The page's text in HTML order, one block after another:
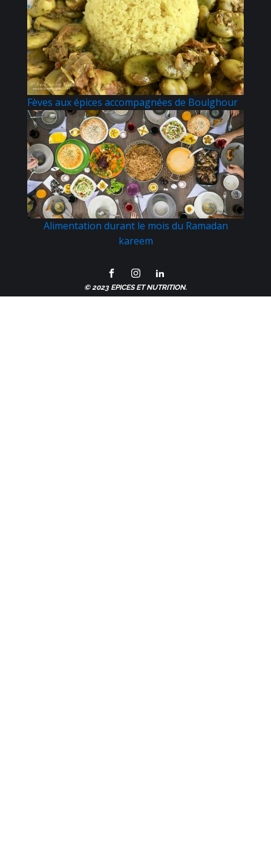
Fèves aux épices accompagnées de Boulghour
Alimentation durant le mois du Ramadan
kareem
© 2023 EPICES ET NUTRITION.